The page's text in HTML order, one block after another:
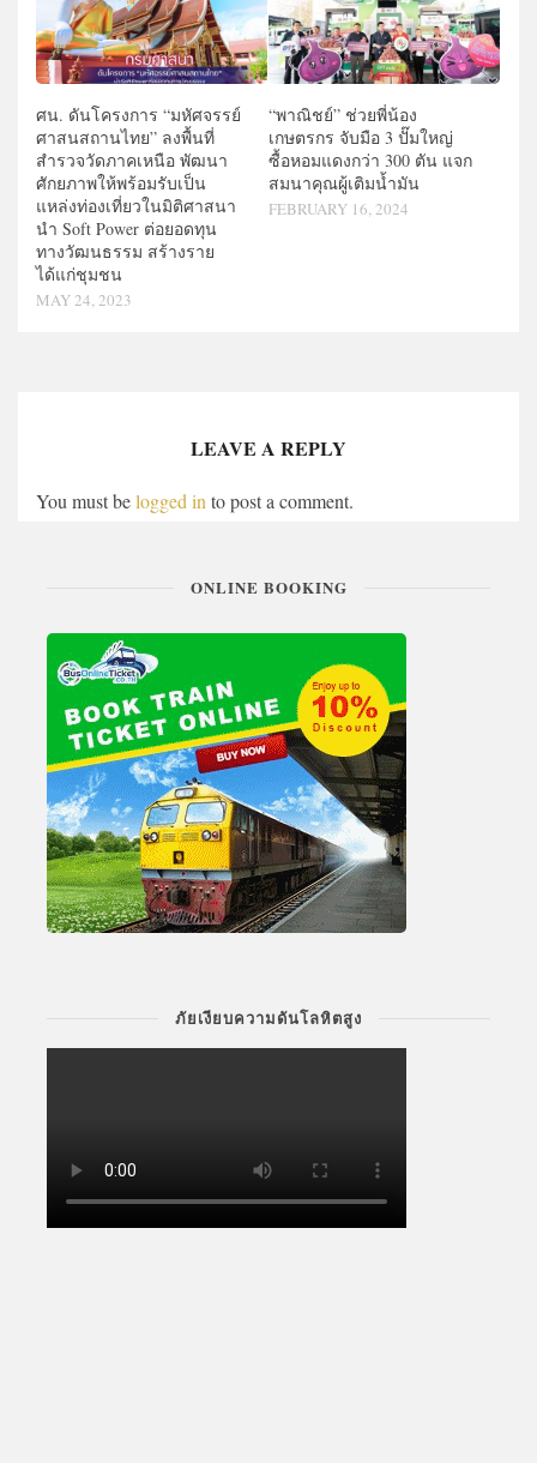
ศน. ดันโครงการ “มหัศจรรย์
ศาสนสถานไทย” ลงพื้นที่
สำรวจวัดภาคเหนือ พัฒนา
ศักยภาพให้พร้อมรับเป็น
แหล่งท่องเที่ยวในมิติศาสนา
นำ Soft Power ต่อยอดทุน
ทางวัฒนธรรม สร้างราย
ได้แก่ชุมชน
MAY 24, 2023
“พาณิชย์” ช่วยพี่น้อง
เกษตรกร จับมือ 3 ปั๊มใหญ่
ซื้อหอมแดงกว่า 300 ตัน แจก
สมนาคุณผู้เติมน้ำมัน
FEBRUARY 16, 2024
LEAVE A REPLY
You must belogged in to post a comment.
ONLINE BOOKING
ภัยเงียบความดันโลหิตสูง